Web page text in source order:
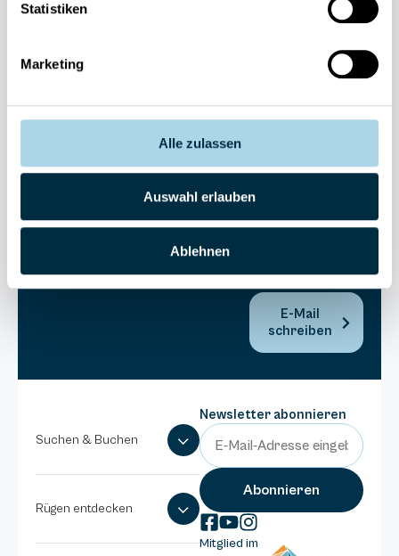
Statistiken
Marketing
Alle zulassen
Auswahl erlauben
Ablehnen
Fragen und Wünsche?
038393-
Anlage
Sterne
E-Mail
schreiben
Suchen & Buchen
Rügen entdecken
Newsletter abonnieren
Mitglied im